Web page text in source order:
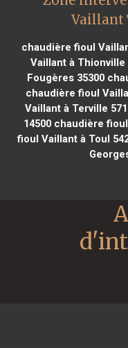
Vaillant
chaudière fioul
Vaillant à Thionville
Fougères 35300
chaudière fioul
Vaillant à Terville
14500 chaudière
fioul Vaillant à Toul